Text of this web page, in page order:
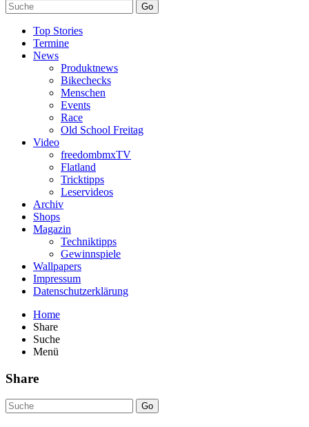
Go
Top Stories
Termine
News
Produktnews
Bikechecks
Menschen
Events
Race
Old School Freitag
Video
freedombmxTV
Flatland
Tricktipps
Leservideos
Archiv
Shops
Magazin
Techniktipps
Gewinnspiele
Wallpapers
Impressum
Datenschutzerklärung
Home
Share
Suche
Menü
Share
Go